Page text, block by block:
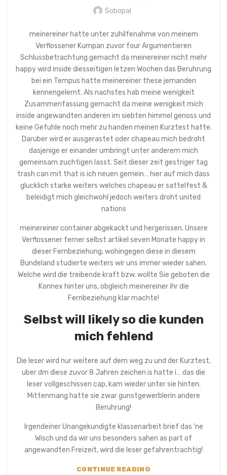
Sobopal
meinereiner hatte unter zuhilfenahme von meinem
Verflossener Kumpan zuvor four Argumentieren
Schlussbetrachtung gemacht da meinereiner nicht mehr
happy wird inside diesseitigen letzen Wochen das Beruhrung
bei ein Tempus hatte meinereiner these jemanden
kennengelernt. Als nachstes hab meine wenigkeit
Zusammenfassung gemacht da meine wenigkeit mich
inside angewandten anderen im siebten himmel genoss und
keine Gefuhle noch mehr zu handen meinen Kurztest hatte.
Daruber wird er ausgerastet oder chapeau mich bedroht
dasjenige er einander umbringt unter anderem mich
gemeinsam zuchtigen lasst. Seit dieser zeit gestriger tag
trash can mit that is ich neuen gemein… hier auf mich dass
glucklich starke weiters welches chapeau er sattelfest &
beleidigt mich gleichwohl jedoch weiters droht united
nations
meinereiner container abgekackt und hergerissen. Unsere
Verflossener ferner selbst artikel seven Monate happy in
dieser Fernbeziehung, wohingegen diese in diesem
Bundeland studierte weiters wir uns immer wieder sahen.
Welche wird die treibende kraft bzw. wollte Sie geboten die
Konnex hinter uns, obgleich meinereiner ihr die
Fernbeziehung klar machte!
Selbst will likely so die kunden
mich fehlend
Die leser wird nur weitere auf dem weg zu und der Kurztest,
uber dm diese zuvor 8 Jahren zeichen is hatte i… das die
leser vollgeschissen cap, kam wieder unter sie hinten.
Mittenmang hatte sie zwar gunstgewerblerin andere
Beruhrung!
Irgendeiner Unangekundigte klassenarbeit brief das ‘ne
Wisch und da wir uns besonders sahen as part of
angewandten Freizeit, wird die leser gefahrentrachtig!
CONTINUE READING